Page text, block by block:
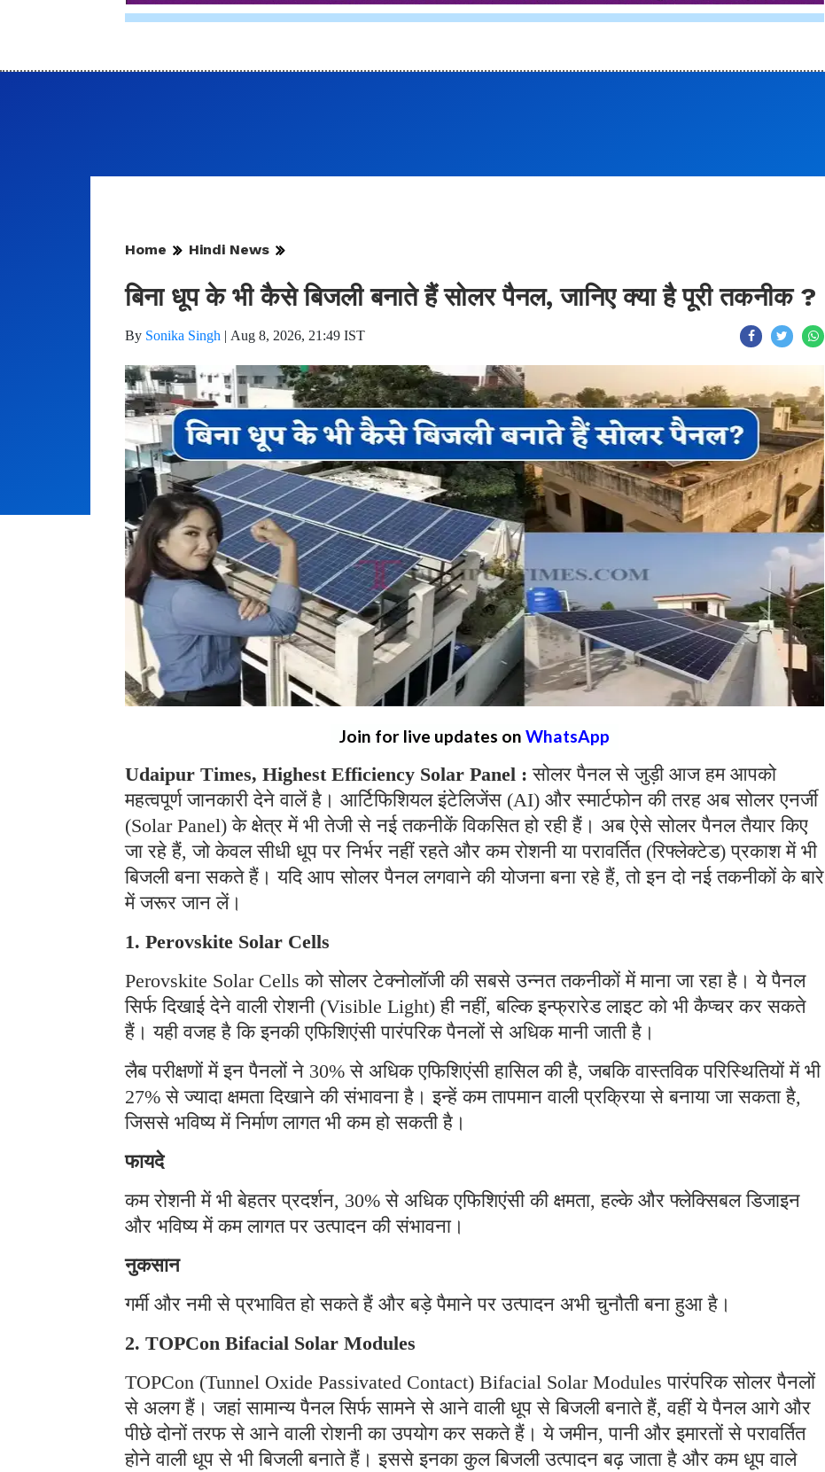
Home Hindi News
बिना धूप के भी कैसे बिजली बनाते हैं सोलर पैनल, जानिए क्या है पूरी तकनीक ?
By Sonika Singh | Aug 8, 2026, 21:49 IST
Join for live updates on WhatsApp
Udaipur Times, Highest Efficiency Solar Panel :सोलर पैनल से जुड़ी आज हम आपको
महत्वपूर्ण जानकारी देने वालें है। आर्टिफिशियल इंटेलिजेंस (AI) और स्मार्टफोन की तरह अब सोलर एनर्जी
(Solar Panel) के क्षेत्र में भी तेजी से नई तकनीकें विकसित हो रही हैं। अब ऐसे सोलर पैनल तैयार किए
जा रहे हैं, जो केवल सीधी धूप पर निर्भर नहीं रहते और कम रोशनी या परावर्तित (रिफ्लेक्टेड) प्रकाश में भी
बिजली बना सकते हैं। यदि आप सोलर पैनल लगवाने की योजना बना रहे हैं, तो इन दो नई तकनीकों के बारे
में जरूर जान लें।
1. Perovskite Solar Cells
Perovskite Solar Cells को सोलर टेक्नोलॉजी की सबसे उन्नत तकनीकों में माना जा रहा है। ये पैनल
सिर्फ दिखाई देने वाली रोशनी (Visible Light) ही नहीं, बल्कि इन्फ्रारेड लाइट को भी कैप्चर कर सकते
हैं। यही वजह है कि इनकी एफिशिएंसी पारंपरिक पैनलों से अधिक मानी जाती है।
लैब परीक्षणों में इन पैनलों ने 30% से अधिक एफिशिएंसी हासिल की है, जबकि वास्तविक परिस्थितियों में भी
27% से ज्यादा क्षमता दिखाने की संभावना है। इन्हें कम तापमान वाली प्रक्रिया से बनाया जा सकता है,
जिससे भविष्य में निर्माण लागत भी कम हो सकती है।
फायदे
कम रोशनी में भी बेहतर प्रदर्शन, 30% से अधिक एफिशिएंसी की क्षमता, हल्के और फ्लेक्सिबल डिजाइन
और भविष्य में कम लागत पर उत्पादन की संभावना।
नुकसान
गर्मी और नमी से प्रभावित हो सकते हैं और बड़े पैमाने पर उत्पादन अभी चुनौती बना हुआ है।
2. TOPCon Bifacial Solar Modules
TOPCon (Tunnel Oxide Passivated Contact) Bifacial Solar Modules पारंपरिक सोलर पैनलों
से अलग हैं। जहां सामान्य पैनल सिर्फ सामने से आने वाली धूप से बिजली बनाते हैं, वहीं ये पैनल आगे और
पीछे दोनों तरफ से आने वाली रोशनी का उपयोग कर सकते हैं। ये जमीन, पानी और इमारतों से परावर्तित
होने वाली धूप से भी बिजली बनाते हैं। इससे इनका कुल बिजली उत्पादन बढ़ जाता है और कम धूप वाले